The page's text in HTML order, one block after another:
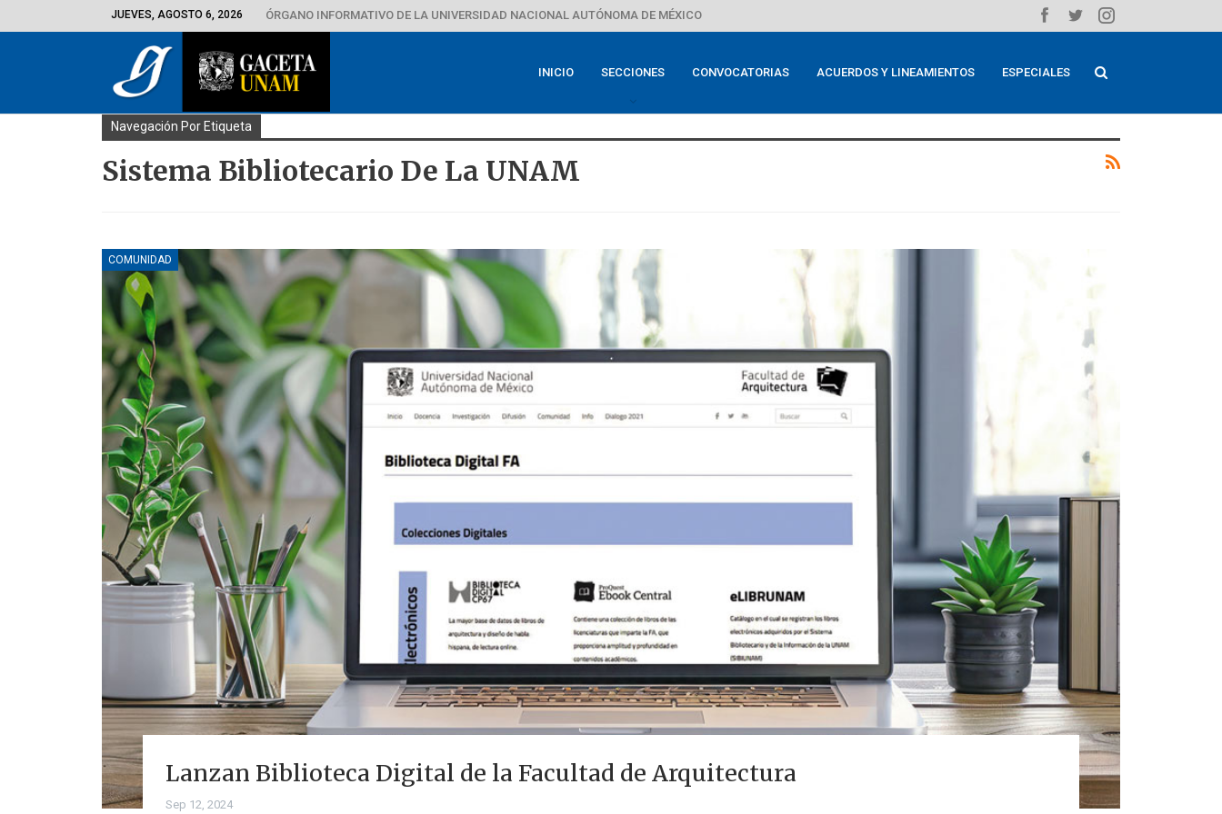
JUEVES, AGOSTO 6, 2026 ÓRGANO INFORMATIVO DE LA UNIVERSIDAD NACIONAL AUTÓNOMA DE MÉXICO
INICIO SECCIONES CONVOCATORIAS ACUERDOS Y LINEAMIENTOS ESPECIALES
Navegación Por Etiqueta
Sistema Bibliotecario De La UNAM
COMUNIDAD
Lanzan Biblioteca Digital de la Facultad de Arquitectura
Sep 12, 2024